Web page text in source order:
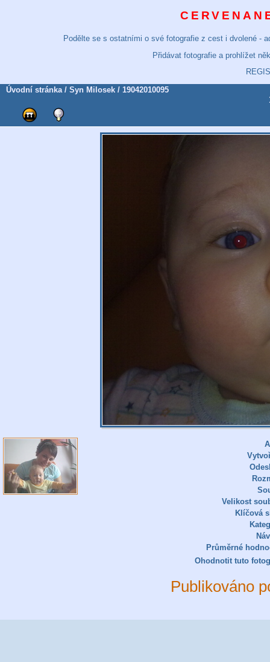
Podělte se s ostatními o své fotografie z cest i dvolené -
Přidávat fotografie a prohlížet
Úvodní stránka/ Syn Milosek / 19042010095
Velikost
Klíčová
Průměrné
Ohodnotit tuto
Publikováno